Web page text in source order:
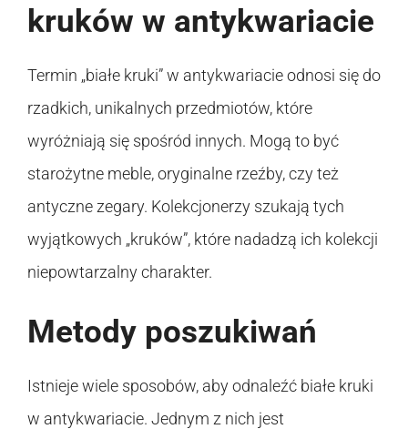
kruków w antykwariacie
Termin „białe kruki” w antykwariacie odnosi się do
rzadkich, unikalnych przedmiotów, które
wyróżniają się spośród innych. Mogą to być
starożytne meble, oryginalne rzeźby, czy też
antyczne zegary. Kolekcjonerzy szukają tych
wyjątkowych „kruków”, które nadadzą ich kolekcji
niepowtarzalny charakter.
Metody poszukiwań
Istnieje wiele sposobów, aby odnaleźć białe kruki
w antykwariacie. Jednym z nich jest